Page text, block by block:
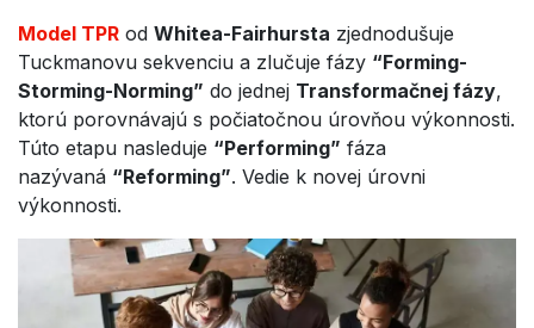
Model TPR od Whitea-Fairhursta zjednodušuje
Tuckmanovu sekvenciu a zlučuje fázy “Forming-
Storming-Norming” do jednej Transformačnej fázy,
ktorú porovnávajú s počiatočnou úrovňou výkonnosti.
Túto etapu nasleduje “Performing” fáza
nazývaná “Reforming”. Vedie k novej úrovni
výkonnosti.